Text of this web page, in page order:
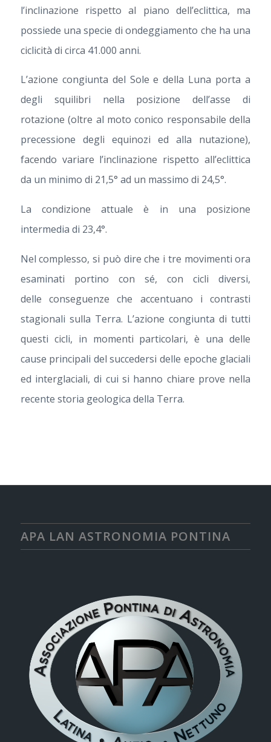
l’inclinazione rispetto al piano dell’eclittica, ma
possiede una specie di ondeggiamento che ha una
ciclicità di circa 41.000 anni.
L’azione congiunta del Sole e della Luna porta a
degli squilibri nella posizione dell’asse di
rotazione (oltre al moto conico responsabile della
precessione degli equinozi ed alla nutazione),
facendo variare l’inclinazione rispetto all’eclittica
da un minimo di 21,5° ad un massimo di 24,5°.
La condizione attuale è in una posizione
intermedia di 23,4°.
Nel complesso, si può dire che i tre movimenti ora
esaminati portino con sé, con cicli diversi,
delle conseguenze che accentuano i contrasti
stagionali sulla Terra. L’azione congiunta di tutti
questi cicli, in momenti particolari, è una delle
cause principali del succedersi delle epoche glaciali
ed interglaciali, di cui si hanno chiare prove nella
recente storia geologica della Terra.
APA LAN ASTRONOMIA PONTINA